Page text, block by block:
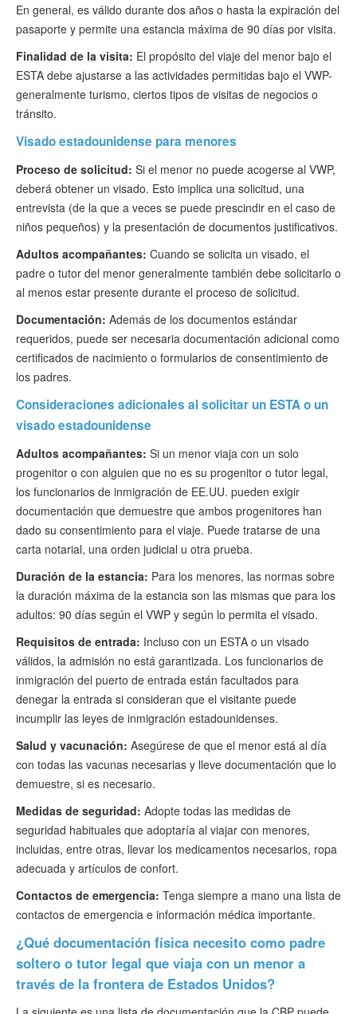
En general, es válido durante dos años o hasta la expiración del
pasaporte y permite una estancia máxima de 90 días por visita.
Finalidad de la visita: El propósito del viaje del menor bajo el
ESTA debe ajustarse a las actividades permitidas bajo el VWP-
generalmente turismo, ciertos tipos de visitas de negocios o
tránsito.
Visado estadounidense para menores
Proceso de solicitud: Si el menor no puede acogerse al VWP,
deberá obtener un visado. Esto implica una solicitud, una
entrevista (de la que a veces se puede prescindir en el caso de
niños pequeños) y la presentación de documentos justificativos.
Adultos acompañantes: Cuando se solicita un visado, el
padre o tutor del menor generalmente también debe solicitarlo o
al menos estar presente durante el proceso de solicitud.
Documentación: Además de los documentos estándar
requeridos, puede ser necesaria documentación adicional como
certificados de nacimiento o formularios de consentimiento de
los padres.
Consideraciones adicionales al solicitar un ESTA o un
visado estadounidense
Adultos acompañantes: Si un menor viaja con un solo
progenitor o con alguien que no es su progenitor o tutor legal,
los funcionarios de inmigración de EE.UU. pueden exigir
documentación que demuestre que ambos progenitores han
dado su consentimiento para el viaje. Puede tratarse de una
carta notarial, una orden judicial u otra prueba.
Duración de la estancia: Para los menores, las normas sobre
la duración máxima de la estancia son las mismas que para los
adultos: 90 días según el VWP y según lo permita el visado.
Requisitos de entrada: Incluso con un ESTA o un visado
válidos, la admisión no está garantizada. Los funcionarios de
inmigración del puerto de entrada están facultados para
denegar la entrada si consideran que el visitante puede
incumplir las leyes de inmigración estadounidenses.
Salud y vacunación: Asegúrese de que el menor está al día
con todas las vacunas necesarias y lleve documentación que lo
demuestre, si es necesario.
Medidas de seguridad: Adopte todas las medidas de
seguridad habituales que adoptaría al viajar con menores,
incluidas, entre otras, llevar los medicamentos necesarios, ropa
adecuada y artículos de confort.
Contactos de emergencia: Tenga siempre a mano una lista de
contactos de emergencia e información médica importante.
¿Qué documentación física necesito como padre
soltero o tutor legal que viaja con un menor a
través de la frontera de Estados Unidos?